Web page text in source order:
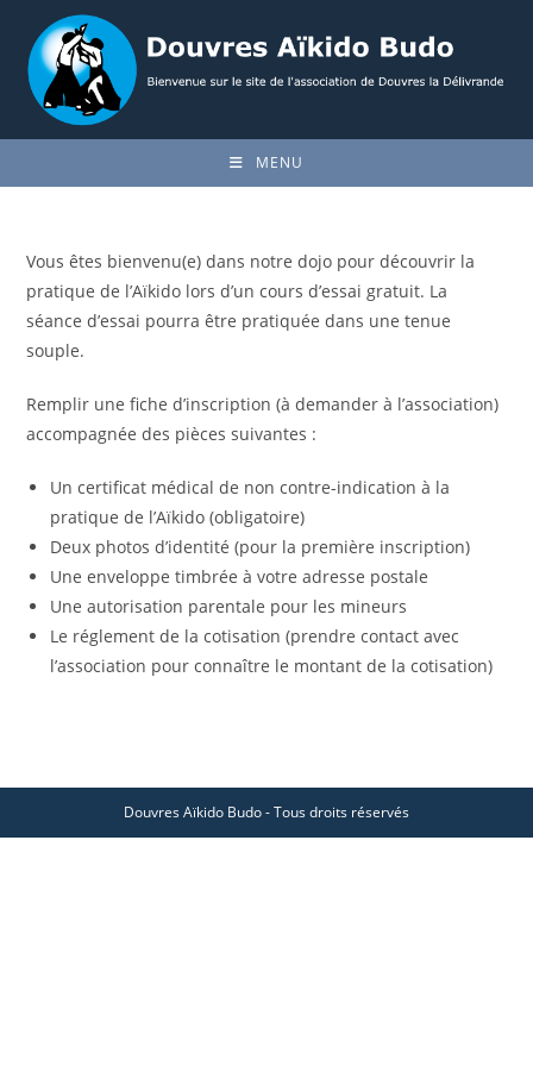
content
MENU
Vous êtes bienvenu(e) dans notre dojo pour découvrir la
pratique de l’Aïkido lors d’un cours d’essai gratuit. La
séance d’essai pourra être pratiquée dans une tenue
souple.
Remplir une fiche d’inscription (à demander à l’association)
accompagnée des pièces suivantes :
Un certificat médical de non contre-indication à la
pratique de l’Aïkido (obligatoire)
Deux photos d’identité (pour la première inscription)
Une enveloppe timbrée à votre adresse postale
Une autorisation parentale pour les mineurs
Le réglement de la cotisation (prendre contact avec
l’association pour connaître le montant de la cotisation)
Douvres Aïkido Budo - Tous droits réservés